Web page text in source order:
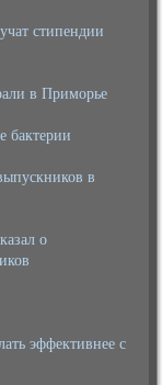
стипендии
в Приморье
бактерии
в
о
эффективнее с